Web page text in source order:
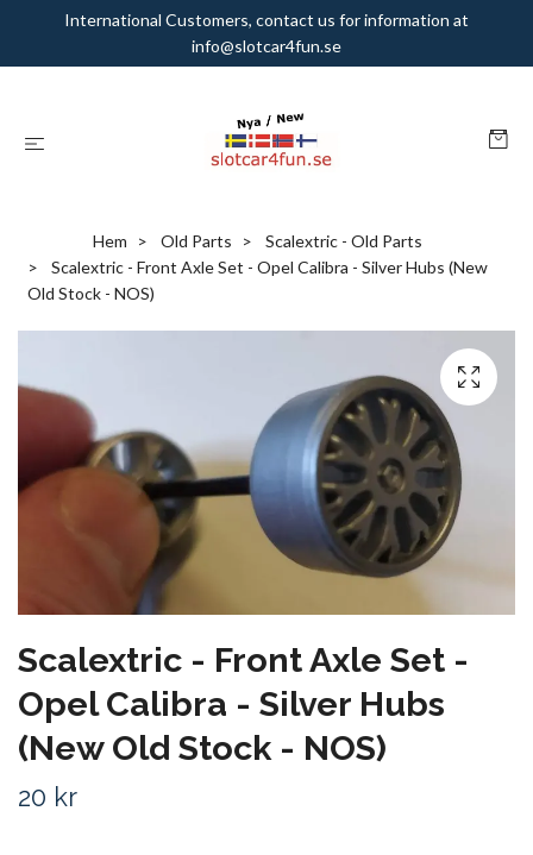
International Customers, contact us for information at
info@slotcar4fun.se
Hem Old Parts
Scalextric - Old Parts
Scalextric - Front Axle Set - Opel Calibra - Silver Hubs (New
Old Stock - NOS)
Scalextric - Front Axle Set -
Opel Calibra - Silver Hubs
(New Old Stock - NOS)
20 kr